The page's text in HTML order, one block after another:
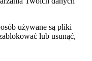
używane są pliki
lub usunąć,